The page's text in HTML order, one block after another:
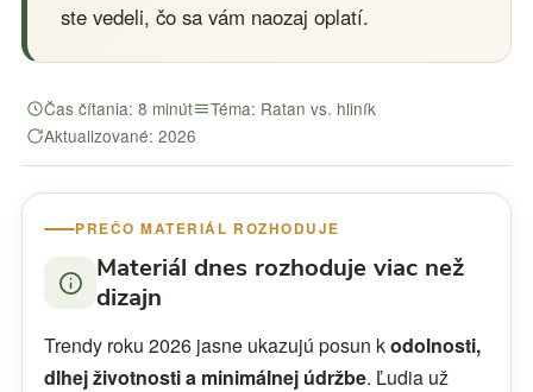
ste vedeli, čo sa vám naozaj oplatí.
Čas čítania: 8 minút
Téma: Ratan vs. hliník
Aktualizované: 2026
PREČO MATERIÁL ROZHODUJE
Materiál dnes rozhoduje viac než
dizajn
Trendy roku 2026 jasne ukazujú posun kodolnosti,
dlhej životnosti a minimálnej údržbe. Ľudia už